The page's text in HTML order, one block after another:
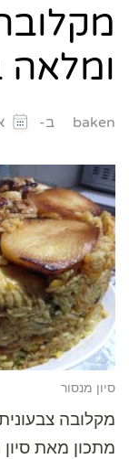
baken ב-
סיון מנסור
מקלובה
מתכון מאת סיון